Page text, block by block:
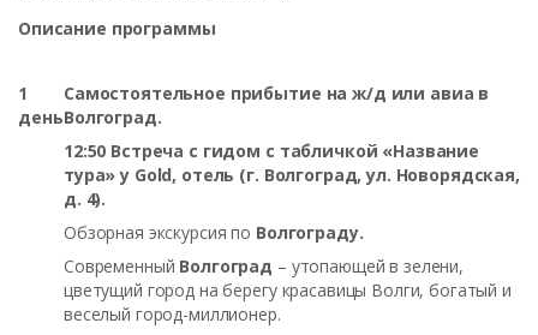
Описание программы
1
день
Самостоятельное прибытие на ж/д или авиа в
Волгоград.
12:50 Встреча с гидом с табличкой «Название
тура» у Gold, отель (г. Волгоград, ул. Новорядская,
д. 4).
Обзорная экскурсия по Волгограду.
Современный Волгоград – утопающей в зелени,
цветущий город на берегу красавицы Волги, богатый и
веселый город-миллионер.